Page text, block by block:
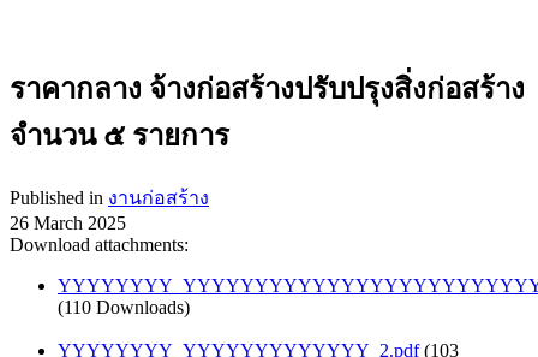
ราคากลาง จ้างก่อสร้างปรับปรุงสิ่งก่อสร้าง
จำนวน ๕ รายการ
Published in งานก่อสร้าง
26 March 2025
Download attachments:
(110 Downloads)
YYYYYYYY_YYYYYYYYYYYYY_2.pdf (103